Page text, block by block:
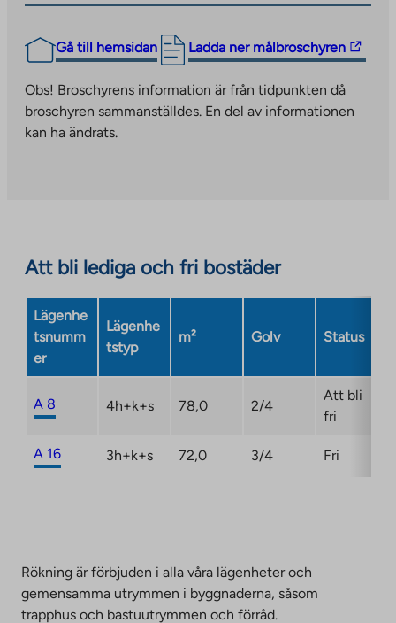
Gå till hemsidan Ladda ner målbroschyren
The
link
takes
you
in
a
new
Obs! Broschyrens information är från tidpunkten då
broschyren sammanställdes. En del av informationen
kan ha ändrats.
Att bli lediga och fri bostäder
Lägenhe
tsnumm
er
Lägenhe
tstyp
m² Golv Status
A 8 4h+k+s 78,0 2/4
Att bli
fri
A 16 3h+k+s 72,0 3/4 Fri
Rökning är förbjuden i alla våra lägenheter och
gemensamma utrymmen i byggnaderna, såsom
trapphus och bastuutrymmen och förråd.